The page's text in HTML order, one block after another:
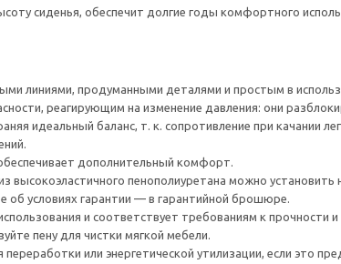
сиденья, обеспечит долгие годы комфортного
линиями, продуманными деталями и простым в
реагирующим на изменение давления: они
идеальный баланс, т. к. сопротивление при качании
дополнительный комфорт.
высокоэластичного пенополиуретана можно
об условиях гарантии — в гарантийной брошюре.
и соответствует требованиям к прочности
пену для чистки мягкой мебели.
или энергетической утилизации, если это